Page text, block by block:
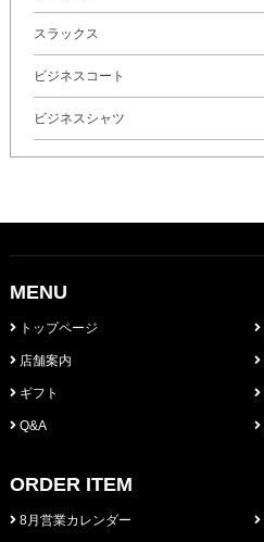
スラックス
ビジネスコート
ビジネスシャツ
MENU
トップページ
店舗案内
ギフト
Q&A
ORDER ITEM
8月営業カレンダー